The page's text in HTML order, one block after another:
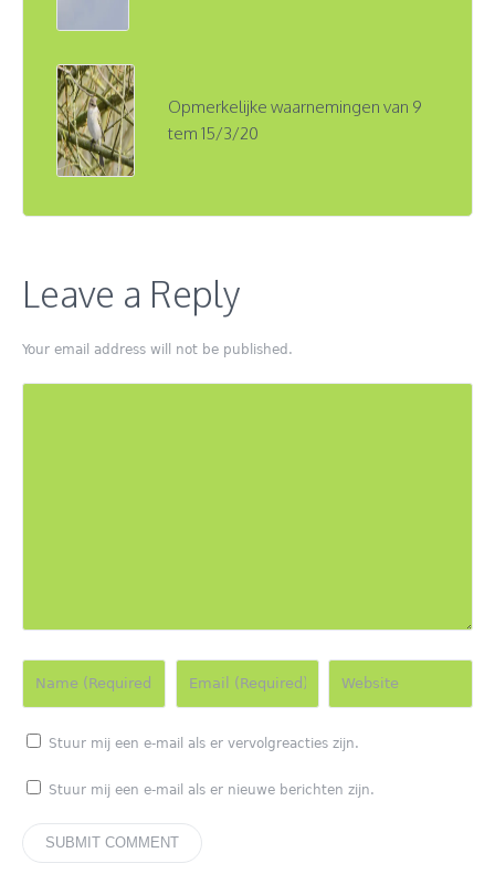
Opmerkelijke waarnemingen van 9
tem 15/3/20
Leave a Reply
Your email address will not be published.
Stuur mij een e-mail als er vervolgreacties zijn.
Stuur mij een e-mail als er nieuwe berichten zijn.